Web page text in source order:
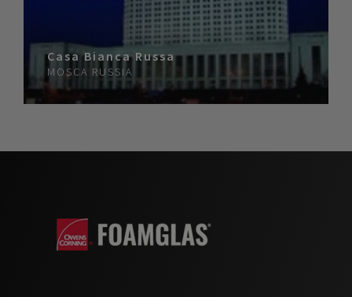
Casa Bianca Russa
MOSCA RUSSIA